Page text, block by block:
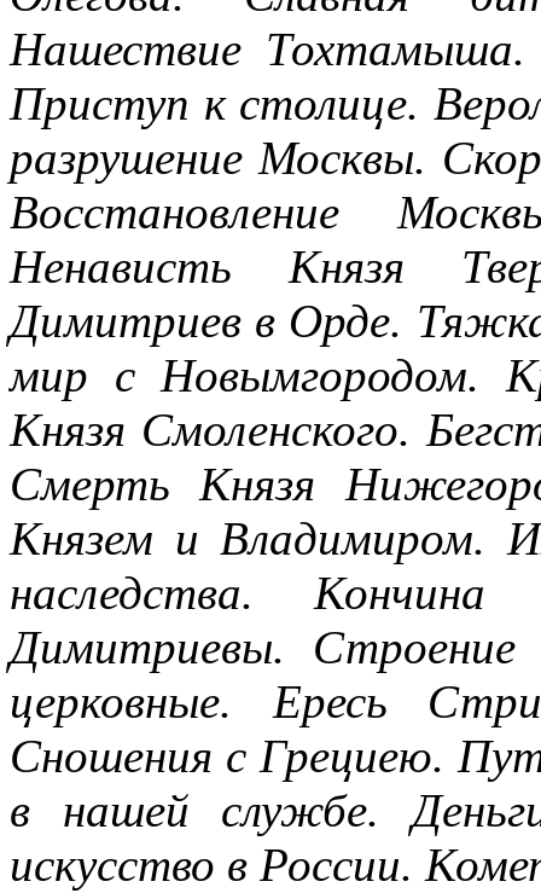
Нашествие
Приступ к столице.
разрушение Москвы.
Восстановление
Ненависть Князя
Димитриев в Орде.
мир с Новымгородом.
Князя Смоленского.
Смерть Князя
Князем и Владимиром.
наследства.
Димитриевы. Строение
церковные. Ересь
Сношения с Грециею.
в нашей службе.
искусство в России.